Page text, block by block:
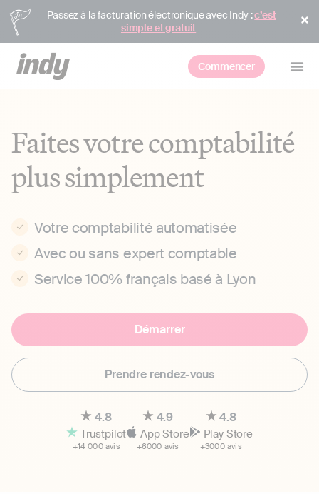
Passez à la facturation électronique avec Indy :c’est
simple et gratuit
Commencer
Faites votre comptabilité
plus simplement
Votre comptabilité automatisée
Avec ou sans expert comptable
Service 100% français basé à Lyon
Démarrer
Prendre rendez-vous
4.8
Trustpilot
+14 000 avis
4.9
App Store
+6000 avis
4.8
Play Store
+3000 avis